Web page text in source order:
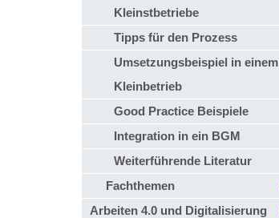
Kleinstbetriebe
Tipps für den Prozess
Umsetzungsbeispiel in einem
Kleinbetrieb
Good Practice Beispiele
Integration in ein BGM
Weiterführende Literatur
Fachthemen
Arbeiten 4.0 und Digitalisierung